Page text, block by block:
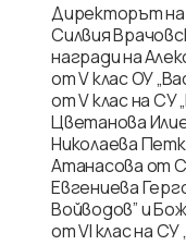
Директорът на
Силвия
награди на
от V клас ОУ
от V клас на СУ
Цветанова
Николаева
Атанасова от
Евгениева
Войводов” и
от VІ клас на